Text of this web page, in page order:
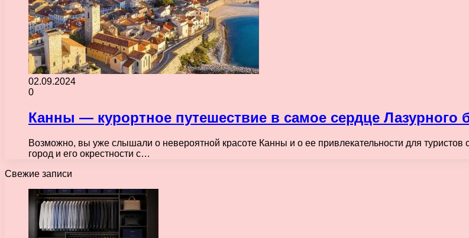
02.09.2024
0
Канны — курортное путешествие в самое сердце Лазурного
Возможно, вы уже слышали о невероятной красоте Канны и о ее привлекательности для туристов
город и его окрестности с…
Свежие записи